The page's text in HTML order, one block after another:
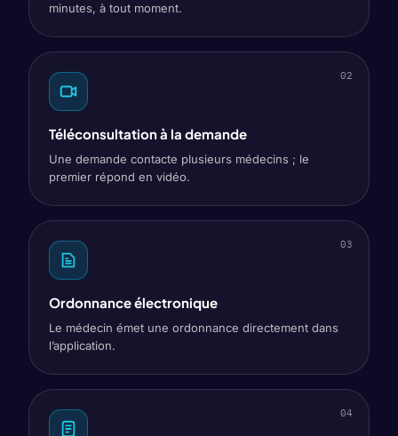
minutes, à tout moment.
02
Téléconsultation à la demande
Une demande contacte plusieurs médecins ; le
premier répond en vidéo.
03
Ordonnance électronique
Le médecin émet une ordonnance directement dans
l’application.
04